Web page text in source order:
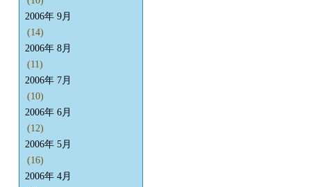
2006年 9月
(14)
2006年 8月
(11)
2006年 7月
(10)
2006年 6月
(12)
2006年 5月
(16)
2006年 4月